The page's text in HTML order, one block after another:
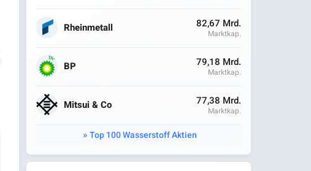
Rheinmetall 82,67 Mrd.
Marktkap.
BP 79,18 Mrd.
Marktkap.
Mitsui & Co 77,38 Mrd.
Marktkap.
Top 100 Wasserstoff Aktien